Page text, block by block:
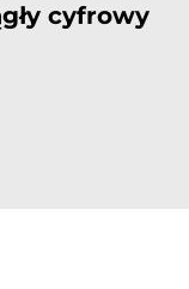
cyfrowy